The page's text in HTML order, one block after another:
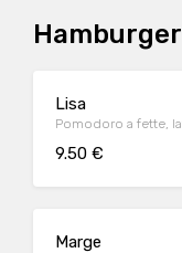
Lisa
Pomodoro a fette,
9.50 €
Marge